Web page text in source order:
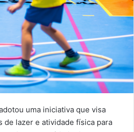
uma iniciativa que visa
de lazer e atividade física para